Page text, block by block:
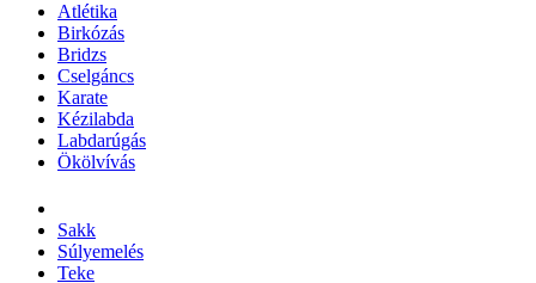
Atlétika
Birkózás
Bridzs
Cselgáncs
Karate
Kézilabda
Labdarúgás
Ökölvívás
Sakk
Súlyemelés
Teke